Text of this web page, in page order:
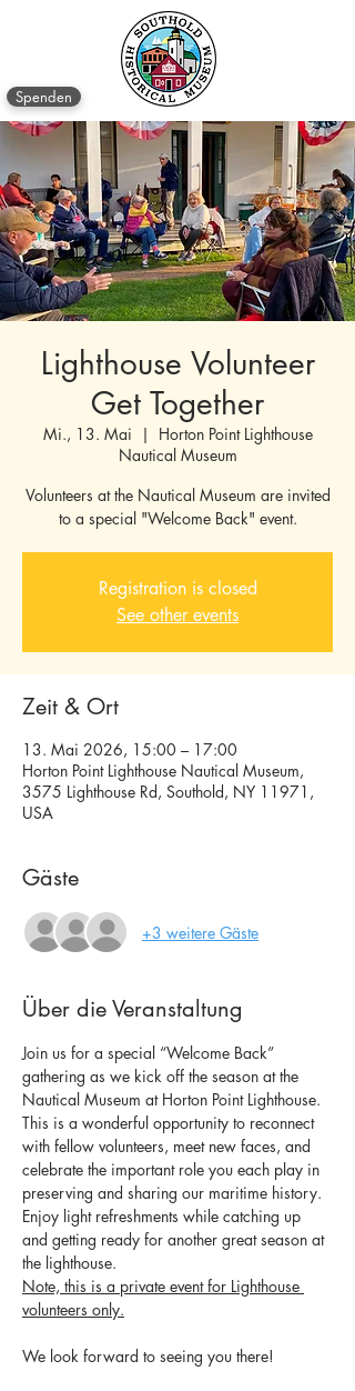
Spenden
Lighthouse Volunteer
Get Together
Mi., 13. Mai
  |
Horton Point Lighthouse
Nautical Museum
Volunteers at the Nautical Museum are invited
to a special "Welcome Back" event.
Registration is closed
See other events
Zeit & Ort
13. Mai 2026, 15:00 – 17:00
Horton Point Lighthouse Nautical Museum,
3575 Lighthouse Rd, Southold, NY 11971,
USA
Gäste
+3 weitere Gäste
Über die Veranstaltung
Join us for a special “Welcome Back”
gathering as we kick off the season at the
Nautical Museum at Horton Point Lighthouse.
This is a wonderful opportunity to reconnect
with fellow volunteers, meet new faces, and
celebrate the important role you each play in
preserving and sharing our maritime history.
Enjoy light refreshments while catching up
and getting ready for another great season at
the lighthouse.
Note, this is a private event for Lighthouse
volunteers only.
We look forward to seeing you there!